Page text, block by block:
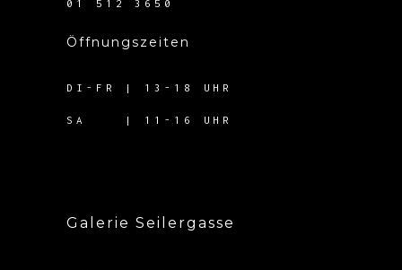
01 512 3650
Öffnungszeiten
DI-FR | 13-18 UHR
SA | 11-16 UHR
Galerie Seilergasse